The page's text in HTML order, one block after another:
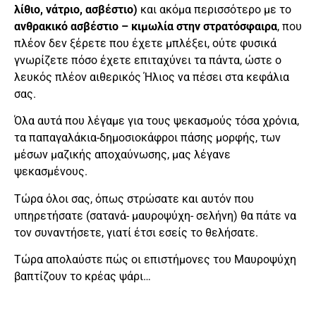
λίθιο, νάτριο, ασβέστιο) και ακόμα περισσότερο με το
ανθρακικό ασβέστιο – κιμωλία στην στρατόσφαιρα, που
πλέον δεν ξέρετε που έχετε μπλέξει, ούτε φυσικά
γνωρίζετε πόσο έχετε επιταχύνει τα πάντα, ώστε ο
λευκός πλέον αιθερικός Ήλιος να πέσει στα κεφάλια
σας.
Όλα αυτά που λέγαμε για τους ψεκασμούς τόσα χρόνια,
τα παπαγαλάκια-δημοσιοκάφροι πάσης μορφής, των
μέσων μαζικής αποχαύνωσης, μας λέγανε
ψεκασμένους.
Τώρα όλοι σας, όπως στρώσατε και αυτόν που
υπηρετήσατε (σατανά- μαυροψύχη- σελήνη) θα πάτε να
τον συναντήσετε, γιατί έτσι εσείς το θελήσατε.
Τώρα απολαύστε πώς οι επιστήμονες του Μαυροψύχη
βαπτίζουν το κρέας ψάρι…